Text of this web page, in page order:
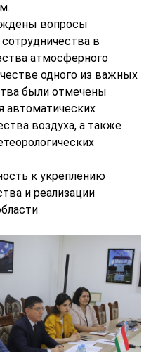
вопросы
в
атмосферного
одного из важных
были отмечены
автоматических
воздуха, а также
к укреплению
и реализации